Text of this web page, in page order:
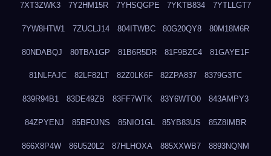
7XT3ZWK3 7Y2HM15R 7YHSQGPE 7YKTB834 7YTLLGT7
7YW8HTW1 7ZUCLJ14 804ITWBC 80G20QY8 80M18M6R
80NDABQJ 80TBA1GP 81B6R5DR 81F9BZC4 81GAYE1F
81NLFAJC 82LF82LT 82Z0LK6F 82ZPA837 8379G3TC
839R94B1 83DE49ZB 83FF7WTK 83Y6WTO0 843AMPY3
84ZPYENJ 85BF0JNS 85NIO1GL 85YB83US 85Z8IMBR
866X8P4W 86U520L2 87HLHOXA 885XXWB7 8893NQNM